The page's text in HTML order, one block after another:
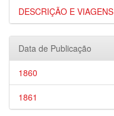
DESCRIÇÃO E VIAGENS
Data de Publicação
1860
1861